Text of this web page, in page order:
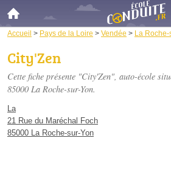
Accueil > Pays de la Loire > Vendée > La Roche-
City'Zen
Cette fiche présente "City'Zen", auto-école
85000 La Roche-sur-Yon.
La
21 Rue du Maréchal Foch
85000 La Roche-sur-Yon